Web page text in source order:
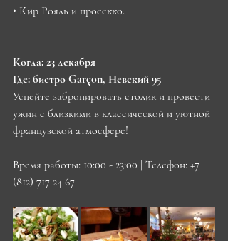
• Кир Рояль и просекко.
Когда: 23 декабря
Где: бистро Garçon, Невский 95
Успейте забронировать столик и провести
ужин с близкими в классической и уютной
французской атмосфере!
Время работы: 10:00 - 23:00 | ​​Телефон: +7
(812) 717 24 67